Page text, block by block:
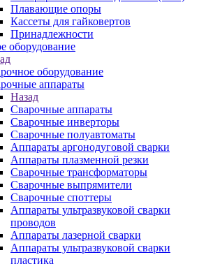
Плавающие опоры
Кассеты для гайковертов
Принадлежности
оборудование
оборудование
аппараты
Назад
Сварочные аппараты
Сварочные инверторы
Сварочные полуавтоматы
Аппараты аргонодуговой сварки
Аппараты плазменной резки
Сварочные трансформаторы
Сварочные выпрямители
Сварочные споттеры
Аппараты ультразвуковой сварки
проводов
Аппараты лазерной сварки
Аппараты ультразвуковой сварки
пластика